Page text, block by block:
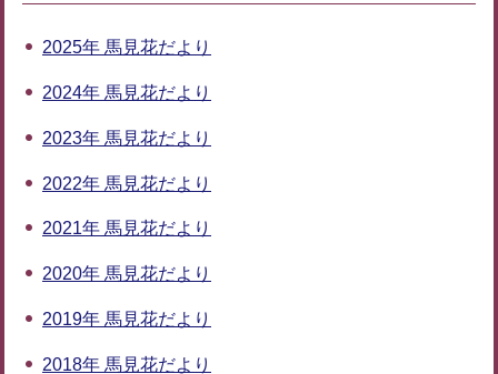
2025年 馬見花だより
2024年 馬見花だより
2023年 馬見花だより
2022年 馬見花だより
2021年 馬見花だより
2020年 馬見花だより
2019年 馬見花だより
2018年 馬見花だより